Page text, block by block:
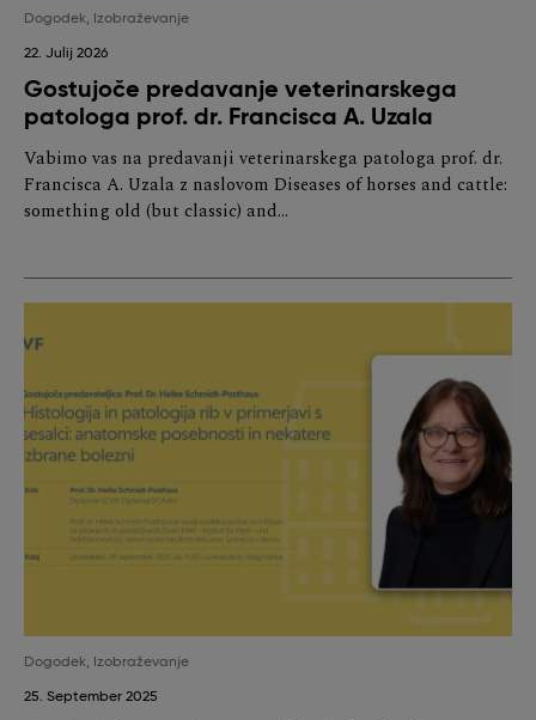
Dogodek, Izobraževanje
22. Julij 2026
Gostujoče predavanje veterinarskega
patologa prof. dr. Francisca A. Uzala
Vabimo vas na predavanji veterinarskega patologa prof. dr.
Francisca A. Uzala z naslovom Diseases of horses and cattle:
something old (but classic) and…
Dogodek, Izobraževanje
25. September 2025